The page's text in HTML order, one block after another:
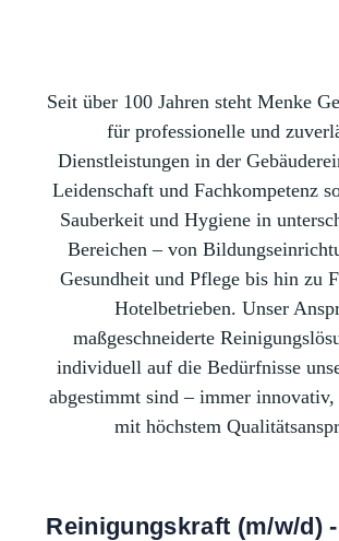
Seit über 100 Jahren steht Menke
für professionelle und
Dienstleistungen in der
Leidenschaft und Fachkompetenz
Sauberkeit und Hygiene in
Bereichen – von
Gesundheit und Pflege bis hin zu
Hotelbetrieben. Unser
maßgeschneiderte
individuell auf die Bedürfnisse
abgestimmt sind – immer
mit höchstem
Reinigungskraft (m/w/d)